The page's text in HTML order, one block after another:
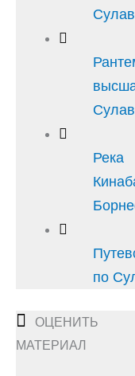
Река
по
ОЦЕНИТЬ
МАТЕРИАЛ